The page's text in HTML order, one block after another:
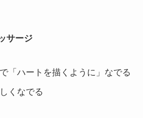
サージ
「ハートを描くように」なでる
くなでる